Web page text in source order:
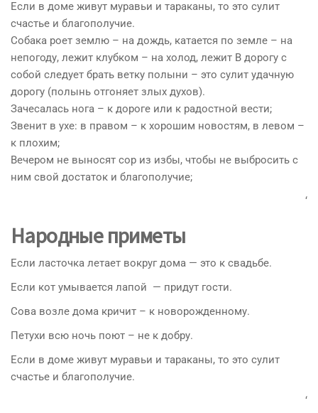
Если в доме живут муравьи и тараканы, то это сулит
счастье и благополучие.
Собака роет землю – на дождь, катается по земле – на
непогоду, лежит клубком – на холод, лежит В дорогу с
собой следует брать ветку полыни – это сулит удачную
дорогу (полынь отгоняет злых духов).
Зачесалась нога – к дороге или к радостной вести;
Звенит в ухе: в правом – к хорошим новостям, в левом –
к плохим;
Вечером не выносят сор из избы, чтобы не выбросить с
ним свой достаток и благополучие;
‘
Народные приметы
Если ласточка летает вокруг дома — это к свадьбе.
Если кот умывается лапой — придут гости.
Сова возле дома кричит – к новорожденному.
Петухи всю ночь поют – не к добру.
Если в доме живут муравьи и тараканы, то это сулит
счастье и благополучие.
‘